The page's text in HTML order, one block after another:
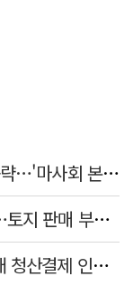
김병삼 경북 영천시장, 이번엔 국회 공략…'마사회 본사 이전·광역교통망 확충' 요청
대구도시개발공사 경영평가 '라'등급…토지 판매 부진에 1년 만에 두 단계 '뚝'
예탁결제원, 비상장·조각투자 장외거래 청산결제 인프라 구축 착수…연내 가동